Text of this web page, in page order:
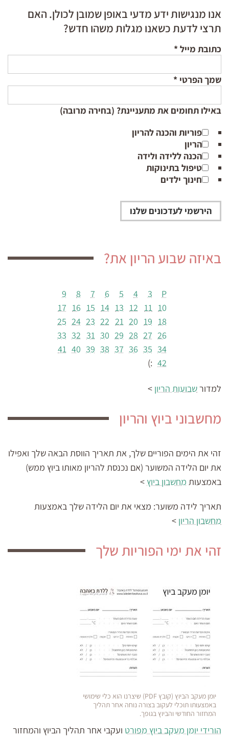
אנו מנגישות ידע מדעי באופן שמובן לכולן. האם
תרצי לדעת כשאנו מגלות משהו חדש?
כתובת מייל*
שמך הפרטי *
באילו תחומים את מתעניינת? (בחירה מרובה)
פוריות והכנה להריון
הריון
הכנה ללידה ולידה
טיפול בתינוקות
חינוך ילדים
באיזה שבוע הריון את?
P
3
4
5
6
7
8
9
10
11
12
13
14
15
16
17
18
19
20
21
22
23
24
25
26
27
28
29
30
31
32
33
34
35
36
37
38
39
40
41
42
:)
למדורשבועות הריון >
מחשבוני ביוץ והריון
זהי את הימים הפוריים שלך, את תאריך הווסת הבאה שלך ואפילו
את יום הלידה המשוער (אם נכנסת להריון מאותו ביוץ ממש)
באמצעות מחשבון ביוץ >
תאריך לידה משוער: מצאי את יום הלידה שלך באמצעות
מחשבון הריון >
זהי את ימי הפוריות שלך
יומן מעקב הביוץ (קובץ PDF) שיצרנו הוא כלי שימושי
באמצעותו תוכלי לעקוב בצורה נוחה אחר תהליך
המחזור החודשי והביוץ בגופך.
הורידי יומן מעקב ביוץ מפורט ועקבי אחר תהליך הביוץ והמחזור